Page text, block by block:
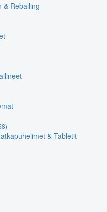
& Reballing
& Tabletit